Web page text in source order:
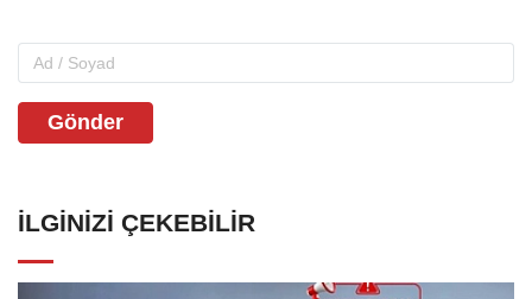
Gönder
İLGINIZI ÇEKEBILIR